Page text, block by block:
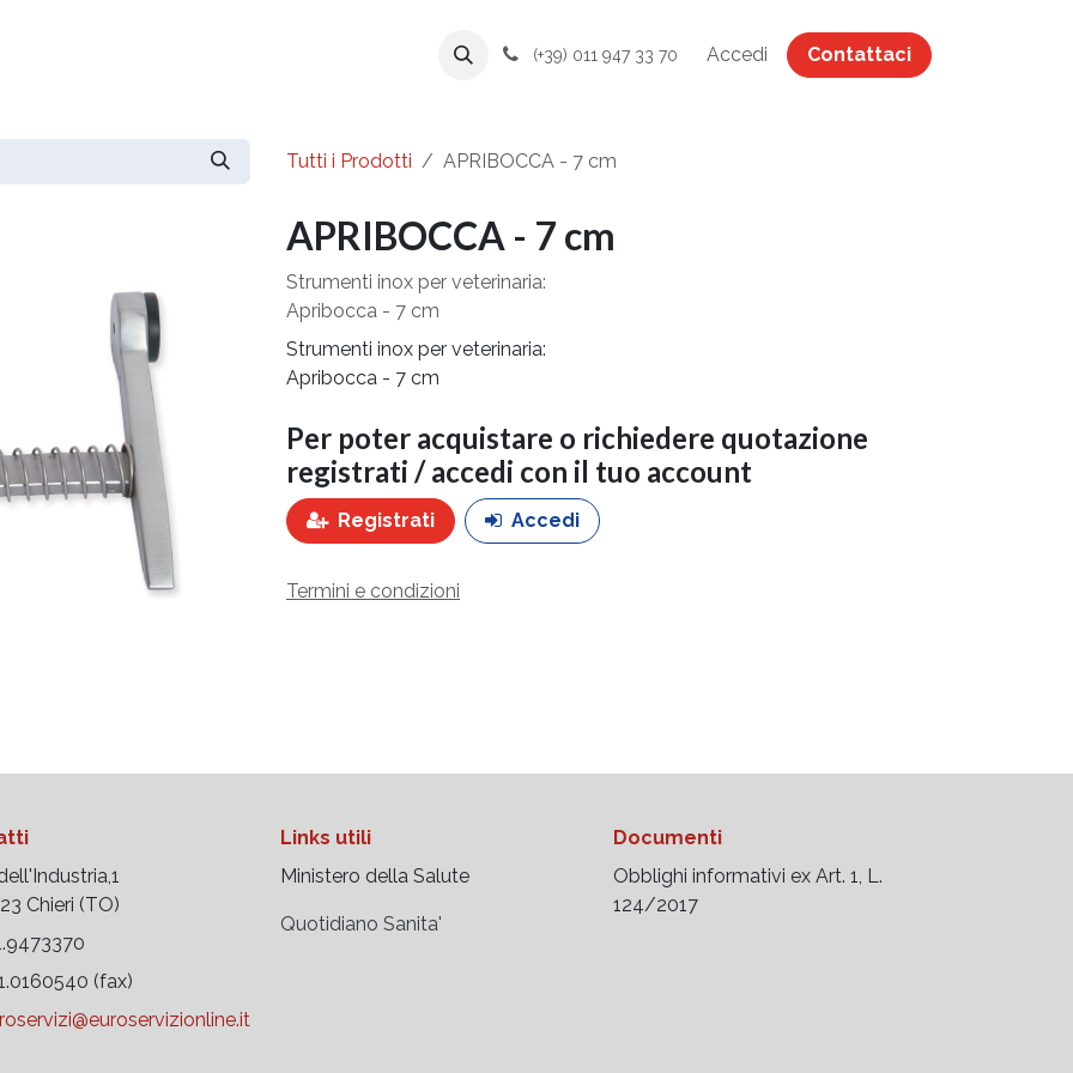
(+39) 011 947 33 70 Accedi Contattaci
Tutti i Prodotti APRIBOCCA - 7 cm
APRIBOCCA - 7 cm
Strumenti inox per veterinaria:
Apribocca - 7 cm
Strumenti inox per veterinaria:
Apribocca - 7 cm
Per poter acquistare o richiedere quotazione
registrati / accedi con il tuo account
Registrati Accedi
Termini e condizioni
Chieri (TO)
(fax)
Links utili
Ministero della Salute
Quotidiano Sanita'
Documenti
Obblighi informativi ex Art. 1, L.
124/2017